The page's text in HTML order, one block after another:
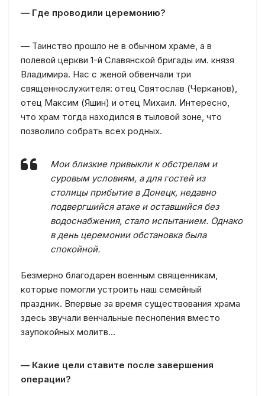
— Где проводили церемонию?
— Таинство прошло не в обычном храме, а в
полевой церкви 1-й Славянской бригады им. князя
Владимира. Нас с женой обвенчали три
священнослужителя: отец Святослав (Черканов),
отец Максим (Яшин) и отец Михаил. Интересно,
что храм тогда находился в тыловой зоне, что
позволило собрать всех родных.
Мои близкие привыкли к обстрелам и
суровым условиям, а для гостей из
столицы прибытие в Донецк, недавно
подвергшийся атаке и оставшийся без
водоснабжения, стало испытанием. Однако
в день церемонии обстановка была
спокойной.
Безмерно благодарен военным священникам,
которые помогли устроить наш семейный
праздник. Впервые за время существования храма
здесь звучали венчальные песнопения вместо
заупокойных молитв…
— Какие цели ставите после завершения
операции?